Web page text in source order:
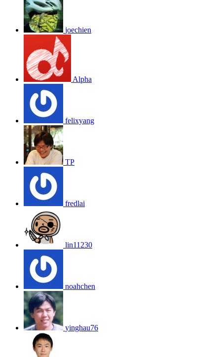
joechien
Alpha
felixyang
TP
fredlai
lin11230
noahchen
yinghau76